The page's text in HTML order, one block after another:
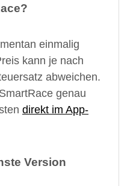
einmalig
kann je nach
abweichen.
genau
direkt im App-
Version